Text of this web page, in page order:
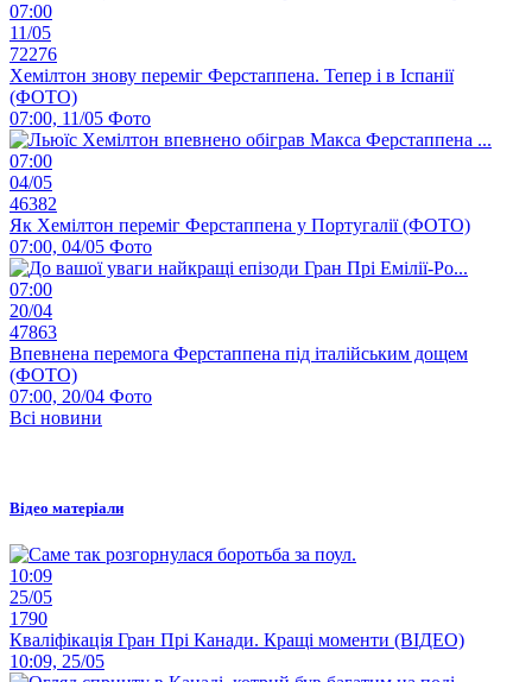
07:00
11/05
72276
Хемілтон знову переміг Ферстаппена. Тепер і в Іспанії
(ФОТО)
07:00, 11/05 Фото
07:00
04/05
46382
Як Хемілтон переміг Ферстаппена у Португалії (ФОТО)
07:00, 04/05 Фото
07:00
20/04
47863
Впевнена перемога Ферстаппена під італійським дощем
(ФОТО)
07:00, 20/04 Фото
Всі новини
Відео матеріали
10:09
25/05
1790
Кваліфікація Гран Прі Канади. Кращі моменти (ВІДЕО)
10:09, 25/05